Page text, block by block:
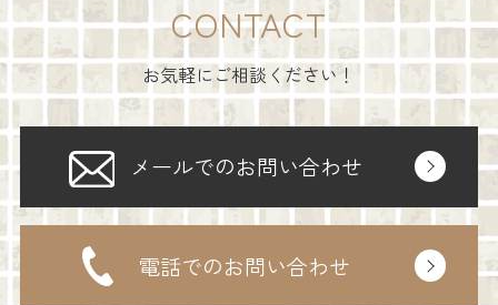
CONTACT
お気軽にご相談ください！
メールでのお問い合わせ
電話でのお問い合わせ